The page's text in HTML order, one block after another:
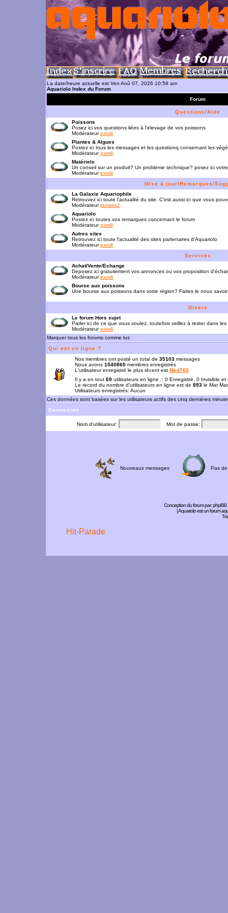
La date/heure actuelle est Ven Aoû 07, 2026 10:58 am
Aquariolo Index du Forum
Forum
Questions/Aide
Poissons
Posez ici vos questions liées à l'elevage de vos poissons
Modérateurexmili
Plantes & Algues
Postez ici tous les messages et les questionq consernant les
Modérateurexmili
Matériels
Un conseil sur un produit? Un probleme technique? posez ici
Modérateurexmili
Mise à jour/Remarques/
La Galaxie Aquariophile
Retrouvez ici toute l'actualité du site. C'est aussi ici que vous
Modérateurramses2
Aquariolo
Postez ici toutes vos remarques concernant le forum
Modérateurexmili
Autres sites
Retrouvez ici toute l'actualité des sites partenaires d'Aquariolo
Modérateurexmili
Services
Achat/Vente/Echange
Deposez ici gratuitement vos annonces ou vos proposition
Modérateurexmili
Bourse aux poissons
Une bourse aux poissons dans votre région? Faites le nous savoir
Divers
Le forum Hors sujet
Parler ici de ce que vous voulez, toutefois veillez à rester dans les
Modérateurexmili
Marquer tous les forums comme lus
Qui est en ligne ?
Nos membres ont posté un total de 35103 messages
Nous avons 1540860 membres enregistrés
L'utilisateur enregistré le plus récent est Med765
Il y a en tout 69 utilisateurs en ligne :: 0 Enregistré, 0 Invisible
Le record du nombre d'utilisateurs en ligne est de 893 le Mar
Utilisateurs enregistrés: Aucun
Ces données sont basées sur les utilisateurs actifs des cinq dernières
Connexion
Nom d'utilisateur: Mot de passe:
Nouveaux messages Pas
Conception du forum par:phpBB
| Aquariolo est un forum